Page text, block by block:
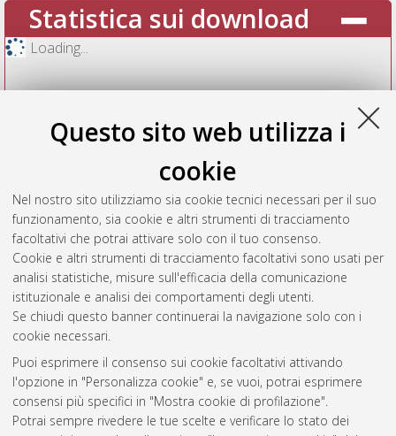
Questo sito web utilizza i
cookie
Nel nostro sito utilizziamo sia cookie tecnici necessari per il suo
funzionamento, sia cookie e altri strumenti di tracciamento
facoltativi che potrai attivare solo con il tuo consenso.
Cookie e altri strumenti di tracciamento facoltativi sono usati per
analisi statistiche, misure sull'efficacia della comunicazione
istituzionale e analisi dei comportamenti degli utenti.
Se chiudi questo banner continuerai la navigazione solo con i
cookie necessari.
Puoi esprimere il consenso sui cookie facoltativi attivando
l'opzione in "Personalizza cookie" e, se vuoi, potrai esprimere
consensi più specifici in "Mostra cookie di profilazione".
Potrai sempre rivedere le tue scelte e verificare lo stato dei
Statistica sui download
Loading...
Vedi altre statistiche
Gestione del documento:
Atom
AMS Acta
ISSN: 2038-7954
re3data.org -
doi.org/10.17616/R3P19R